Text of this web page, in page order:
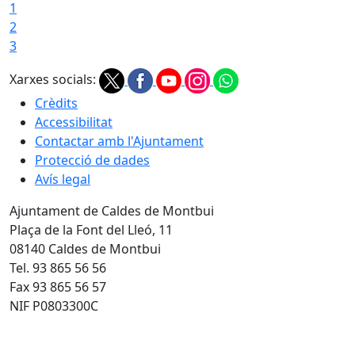
1
2
3
Xarxes socials:
Crèdits
Accessibilitat
Contactar amb l'Ajuntament
Protecció de dades
Avís legal
Ajuntament de Caldes de Montbui
Plaça de la Font del Lleó, 11
08140 Caldes de Montbui
Tel. 93 865 56 56
Fax 93 865 56 57
NIF P0803300C